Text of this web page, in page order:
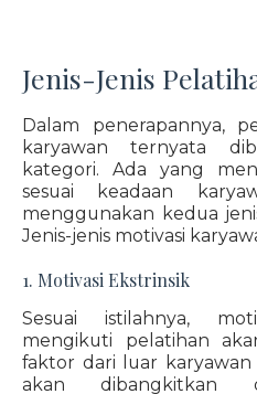
Jenis-Jenis
Dalam penerapannya,
karyawan ternyata
kategori. Ada yang
sesuai keadaan
menggunakan kedua
Jenis-jenis motivasi
1. Motivasi Ekstrinsik
Sesuai istilahnya,
mengikuti pelatihan
faktor dari luar karyawan
akan dibangkitkan